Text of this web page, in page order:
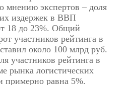
мнению экспертов – доля
издержек в ВВП
18 до 23%. Общий
участников рейтинга в
около 100 млрд руб.
участников рейтинга в
рынка логистических
примерно равна 5%.